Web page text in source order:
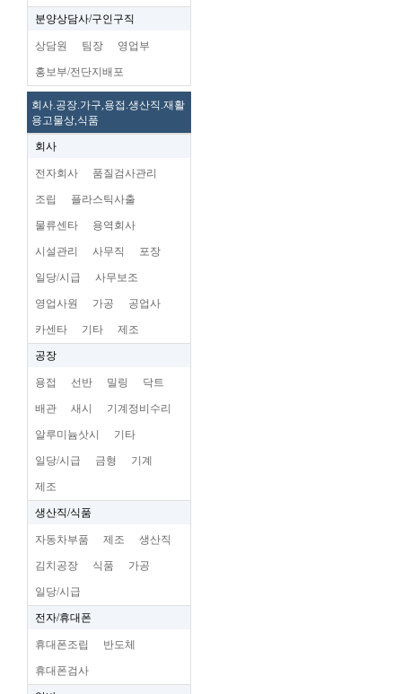
분양상담사/구인구직
상담원 팀장 영업부
홍보부/전단지배포
회사.공장.가구,용접.생산직.재활
용고물상,식품
회사
전자회사 품질검사관리
조립 플라스틱사출
물류센타 용역회사
시설관리 사무직 포장
일당/시급 사무보조
영업사원 가공 공업사
카센타 기타 제조
공장
용접 선반 밀링 닥트
배관 새시 기계정비수리
알루미늄삿시 기타
일당/시급 금형 기계
제조
생산직/식품
자동차부품 제조 생산직
김치공장 식품 가공
일당/시급
전자/휴대폰
휴대폰조립 반도체
휴대폰검사